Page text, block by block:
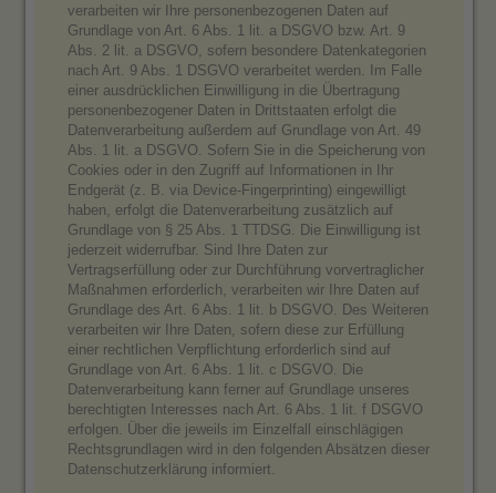
verarbeiten wir Ihre personenbezogenen Daten auf
Grundlage von Art. 6 Abs. 1 lit. a DSGVO bzw. Art. 9
Abs. 2 lit. a DSGVO, sofern besondere Datenkategorien
nach Art. 9 Abs. 1 DSGVO verarbeitet werden. Im Falle
einer ausdrücklichen Einwilligung in die Übertragung
personenbezogener Daten in Drittstaaten erfolgt die
Datenverarbeitung außerdem auf Grundlage von Art. 49
Abs. 1 lit. a DSGVO. Sofern Sie in die Speicherung von
Cookies oder in den Zugriff auf Informationen in Ihr
Endgerät (z. B. via Device-Fingerprinting) eingewilligt
haben, erfolgt die Datenverarbeitung zusätzlich auf
Grundlage von § 25 Abs. 1 TTDSG. Die Einwilligung ist
jederzeit widerrufbar. Sind Ihre Daten zur
Vertragserfüllung oder zur Durchführung vorvertraglicher
Maßnahmen erforderlich, verarbeiten wir Ihre Daten auf
Grundlage des Art. 6 Abs. 1 lit. b DSGVO. Des Weiteren
verarbeiten wir Ihre Daten, sofern diese zur Erfüllung
einer rechtlichen Verpflichtung erforderlich sind auf
Grundlage von Art. 6 Abs. 1 lit. c DSGVO. Die
Datenverarbeitung kann ferner auf Grundlage unseres
berechtigten Interesses nach Art. 6 Abs. 1 lit. f DSGVO
erfolgen. Über die jeweils im Einzelfall einschlägigen
Rechtsgrundlagen wird in den folgenden Absätzen dieser
Datenschutzerklärung informiert.